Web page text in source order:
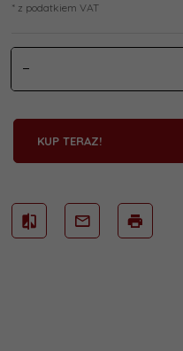
* z podatkiem VAT
KUP TERAZ!